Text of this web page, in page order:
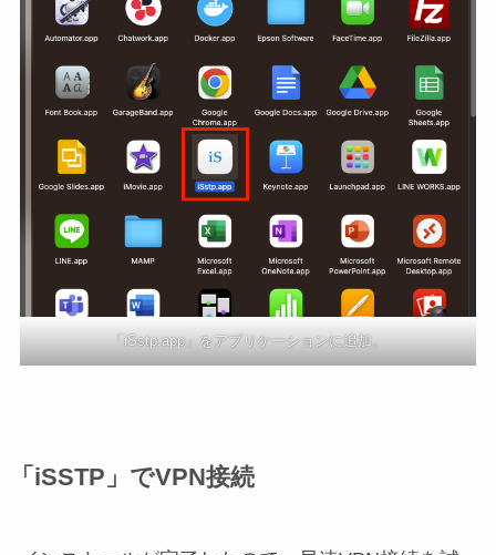
「iSstp.app」をアプリケーションに追加。
「iSSTP」でVPN接続